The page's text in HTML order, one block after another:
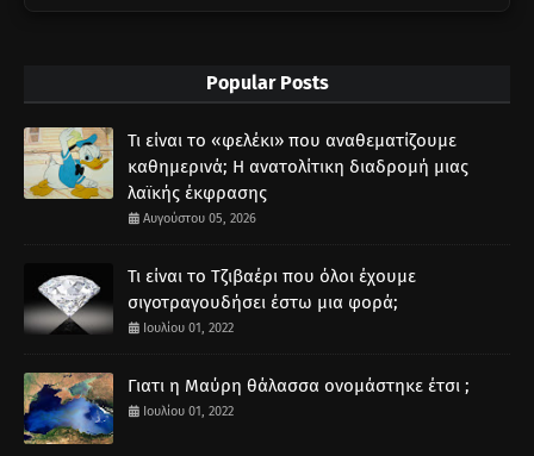
Popular Posts
Τι είναι το «φελέκι» που αναθεματίζουμε
καθημερινά; Η ανατολίτικη διαδρομή μιας
λαϊκής έκφρασης
Αυγούστου 05, 2026
Τι είναι το Τζιβαέρι που όλοι έχουμε
σιγοτραγουδήσει έστω μια φορά;
Ιουλίου 01, 2022
Γιατι η Μαύρη θάλασσα ονομάστηκε έτσι ;
Ιουλίου 01, 2022